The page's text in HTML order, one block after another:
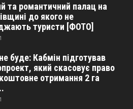
та романтичний палац на
до якого не
туристи [ФОТО]
буде: Кабмін підготував
який скасовує право
отримання 2 га